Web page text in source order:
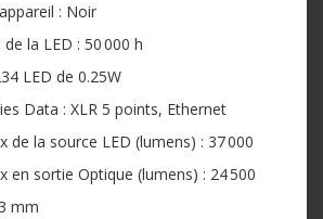
: Noir
la LED : 50 000 h
LED de 0.25W
Data : XLR 5 points, Ethernet
de la source LED (lumens) : 37 000
en sortie Optique (lumens) : 24 500
mm